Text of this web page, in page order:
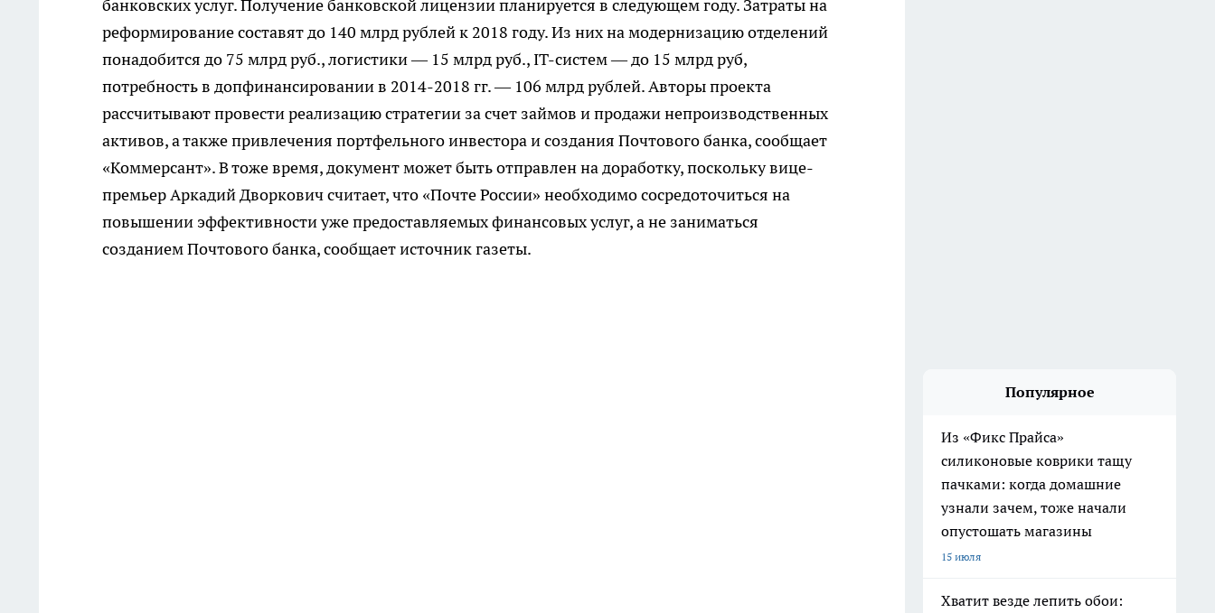
банковских услуг. Получение банковской лицензии планируется в следующем году. Затраты на
реформирование составят до 140 млрд рублей к 2018 году. Из них на модернизацию отделений
понадобится до 75 млрд руб., логистики — 15 млрд руб., IT-систем — до 15 млрд руб,
потребность в допфинансировании в 2014-2018 гг. — 106 млрд рублей. Авторы проекта
рассчитывают провести реализацию стратегии за счет займов и продажи непроизводственных
активов, а также привлечения портфельного инвестора и создания Почтового банка, сообщает
«Коммерсант». В тоже время, документ может быть отправлен на доработку, поскольку вице-
премьер Аркадий Дворкович считает, что «Почте России» необходимо сосредоточиться на
повышении эффективности уже предоставляемых финансовых услуг, а не заниматься
созданием Почтового банка, сообщает источник газеты.
Популярное
Из «Фикс Прайса»
силиконовые коврики тащу
пачками: когда домашние
узнали зачем, тоже начали
опустошать магазины
15 июля
Хватит везде лепить обои: